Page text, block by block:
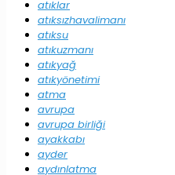
atıklar
atıksızhavalimanı
atıksu
atıkuzmanı
atıkyağ
atıkyönetimi
atma
avrupa
avrupa birliği
ayakkabı
ayder
aydınlatma